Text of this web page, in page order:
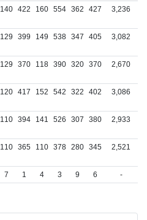
140 422 160 554 362 427 3,236
129 399 149 538 347 405 3,082
129 370 118 390 320 370 2,670
120 417 152 542 322 402 3,086
110 394 141 526 307 380 2,933
110 365 110 378 280 345 2,521
7 1 4 3 9 6 -